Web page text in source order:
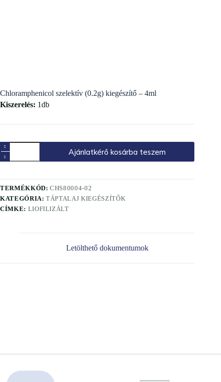
Chloramphenicol szelektív (0.2g) kiegészítő – 4ml
Kiszerelés: 1db
Ajánlatkérő kosárba teszem
TERMÉKKÓD:CHS80004-02
KATEGÓRIA:TÁPTALAJ KIEGÉSZÍTŐK
CÍMKE: LIOFILIZÁLT
Letölthető dokumentumok